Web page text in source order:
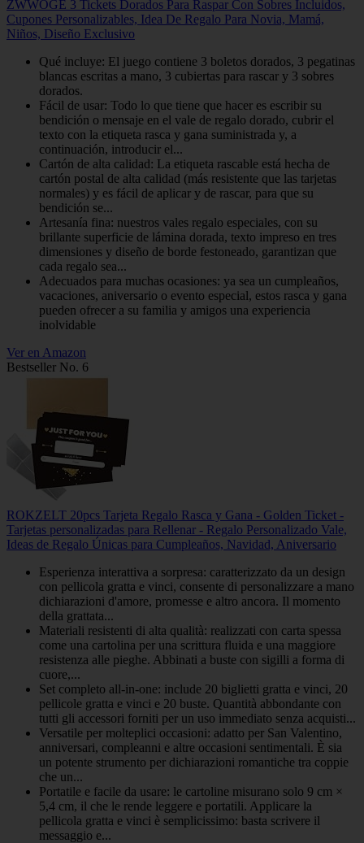
ZWWOGE 3 Tickets Dorados Para Raspar Con Sobres Incluidos,
Cupones Personalizables, Idea De Regalo Para Novia, Mamá,
Niños, Diseño Exclusivo
Qué incluye: El juego contiene 3 boletos dorados, 3 pegatinas
blancas escritas a mano, 3 cubiertas para rascar y 3 sobres
dorados.
Fácil de usar: Todo lo que tiene que hacer es escribir su
bendición o mensaje en el vale de regalo dorado, cubrir el
texto con la etiqueta rasca y gana suministrada y, a
continuación, introducir el...
Cartón de alta calidad: La etiqueta rascable está hecha de
cartón postal de alta calidad (más resistente que las tarjetas
normales) y es fácil de aplicar y de rascar, para que su
bendición se...
Artesanía fina: nuestros vales regalo especiales, con su
brillante superficie de lámina dorada, texto impreso en tres
dimensiones y diseño de borde festoneado, garantizan que
cada regalo sea...
Adecuados para muchas ocasiones: ya sea un cumpleaños,
vacaciones, aniversario o evento especial, estos rasca y gana
pueden ofrecer a su familia y amigos una experiencia
inolvidable
Ver en Amazon
Bestseller No. 6
ROKZELT 20pcs Tarjeta Regalo Rasca y Gana - Golden Ticket -
Tarjetas personalizadas para Rellenar - Regalo Personalizado Vale,
Ideas de Regalo Únicas para Cumpleaños, Navidad, Aniversario
Esperienza interattiva a sorpresa: caratterizzato da un design
con pellicola gratta e vinci, consente di personalizzare a mano
dichiarazioni d'amore, promesse e altro ancora. Il momento
della grattata...
Materiali resistenti di alta qualità: realizzati con carta spessa
come una cartolina per una scrittura fluida e una maggiore
resistenza alle pieghe. Abbinati a buste con sigilli a forma di
cuore,...
Set completo all-in-one: include 20 biglietti gratta e vinci, 20
pellicole gratta e vinci e 20 buste. Quantità abbondante con
tutti gli accessori forniti per un uso immediato senza acquisti...
Versatile per molteplici occasioni: adatto per San Valentino,
anniversari, compleanni e altre occasioni sentimentali. È sia
un potente strumento per dichiarazioni romantiche tra coppie
che un...
Portatile e facile da usare: le cartoline misurano solo 9 cm ×
5,4 cm, il che le rende leggere e portatili. Applicare la
pellicola gratta e vinci è semplicissimo: basta scrivere il
messaggio e...